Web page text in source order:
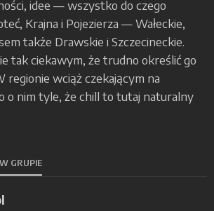
idee — wszystko do czego
Krajna i Pojezierza — Wałeckie,
także Drawskie i Szczecineckie.
tak ciekawym, że trudno określić go
regionie wciąż czekającym na
o nim tyle, że chill to tutaj naturalny
GRUPIE